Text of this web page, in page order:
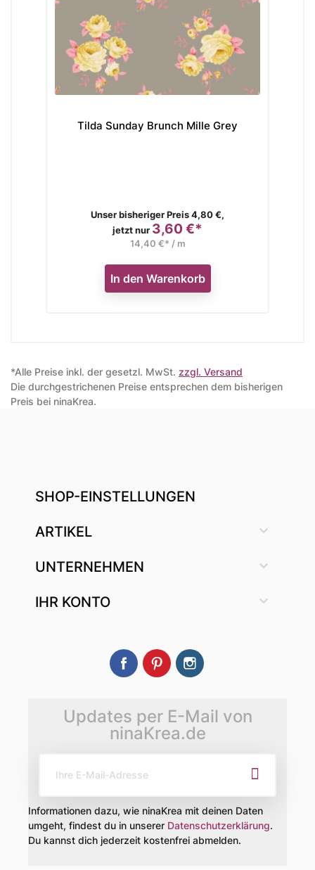
Tilda Sunday Brunch Mille Grey
Verkaufspreis
Unser bisheriger Preis 4,80 €,
jetzt nur Preis
3,60 €*
14,40 €* / m
In den Warenkorb
*Alle Preise inkl. der gesetzl. MwSt. zzgl. Versand
Die durchgestrichenen Preise entsprechen dem bisherigen
Preis bei ninaKrea.
SHOP-EINSTELLUNGEN
ARTIKEL 
UNTERNEHMEN 
IHR KONTO 
FacebookPinterest
Updates per E-Mail von
ninaKrea.de
Informationen dazu, wie ninaKrea mit deinen Daten
umgeht, findest du in unserer Datenschutzerklärung.
Du kannst dich jederzeit kostenfrei abmelden.